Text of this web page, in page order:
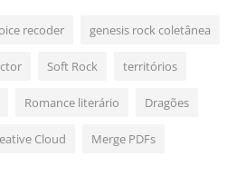
recoder genesis rock coletânea
Soft Rock territórios
Romance literário Dragões
Cloud Merge PDFs